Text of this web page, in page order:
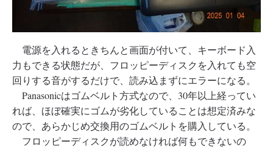
電源を入れるときちんと画面が付いて、キーボード入
力もできる状態だが、フロッピーディスクを入れても空
回りする音がするだけで、読み込まずにエラーになる。
Panasonicはゴムベルト方式なので、30年以上経ってい
れば、ほぼ確実にゴムが劣化していることは想定済みな
ので、あらかじめ交換用のゴムベルトを購入している。
フロッピーディスクが読めなければ何もできないの